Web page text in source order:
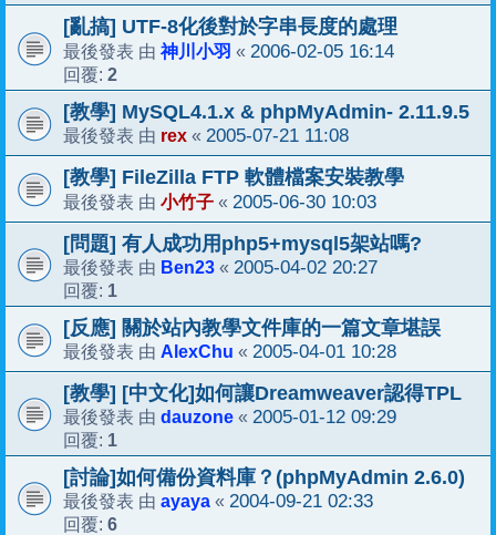
[亂搞] UTF-8化後對於字串長度的處理
最後發表 由 神川小羽 « 2006-02-05 16:14
回覆: 2
[教學] MySQL4.1.x & phpMyAdmin- 2.11.9.5
最後發表 由 rex « 2005-07-21 11:08
[教學] FileZilla FTP 軟體檔案安裝教學
最後發表 由 小竹子 « 2005-06-30 10:03
[問題] 有人成功用php5+mysql5架站嗎?
最後發表 由 Ben23 « 2005-04-02 20:27
回覆: 1
[反應] 關於站內教學文件庫的一篇文章堪誤
最後發表 由 AlexChu « 2005-04-01 10:28
[教學] [中文化]如何讓Dreamweaver認得TPL
最後發表 由 dauzone « 2005-01-12 09:29
回覆: 1
[討論]如何備份資料庫？(phpMyAdmin 2.6.0)
最後發表 由 ayaya « 2004-09-21 02:33
回覆: 6